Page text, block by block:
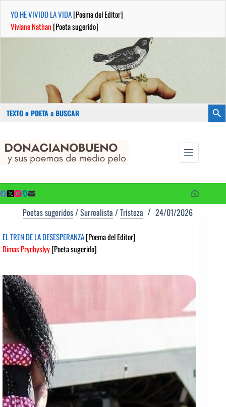
YO HE VIVIDO LA VIDA[Poema del Editor]
Viviane Nathan [Poeta sugerido]
Buscar:
contenido
Poetas sugeridos/Surrealista /Tristeza 24/01/2026
EL TREN DE LA DESESPERANZA[Poema del Editor]
Dimas Prychyslyy[Poeta sugerido]